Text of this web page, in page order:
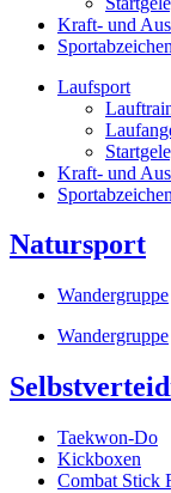
Kraft- und
Sportabzeichen
Laufsport
Kraft- und
Sportabzeichen
Natursport
Wandergruppe
Wandergruppe
Taekwon-Do
Kickboxen
Combat Stick